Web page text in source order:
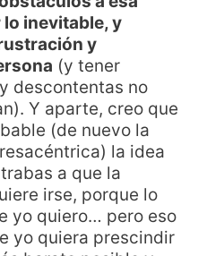
inevitable, y
y
(y tener
descontentas no
Y aparte, creo que
(de nuevo la
la idea
a que la
irse, porque lo
yo quiero… pero eso
yo quiera prescindir